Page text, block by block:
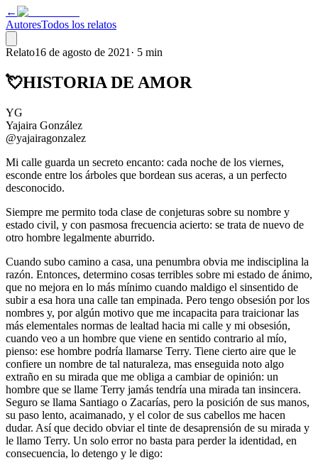
←
AutoresTodos los relatos
Relato16 de agosto de 2021 · 5 min
💘HISTORIA DE AMOR
YG
Yajaira González
@yajairagonzalez
Mi calle guarda un secreto encanto: cada noche de los viernes,
esconde entre los árboles que bordean sus aceras, a un perfecto
desconocido.
Siempre me permito toda clase de conjeturas sobre su nombre y
estado civil, y con pasmosa frecuencia acierto: se trata de nuevo de
otro hombre legalmente aburrido.
Cuando subo camino a casa, una penumbra obvia me indisciplina la
razón. Entonces, determino cosas terribles sobre mi estado de ánimo,
que no mejora en lo más mínimo cuando maldigo el sinsentido de
subir a esa hora una calle tan empinada. Pero tengo obsesión por los
nombres y, por algún motivo que me incapacita para traicionar las
más elementales normas de lealtad hacia mi calle y mi obsesión,
cuando veo a un hombre que viene en sentido contrario al mío,
pienso: ese hombre podría llamarse Terry. Tiene cierto aire que le
confiere un nombre de tal naturaleza, mas enseguida noto algo
extraño en su mirada que me obliga a cambiar de opinión: un
hombre que se llame Terry jamás tendría una mirada tan insincera.
Seguro se llama Santiago o Zacarías, pero la posición de sus manos,
su paso lento, acaimanado, y el color de sus cabellos me hacen
dudar. Así que decido obviar el tinte de desaprensión de su mirada y
le llamo Terry. Un solo error no basta para perder la identidad, en
consecuencia, lo detengo y le digo: